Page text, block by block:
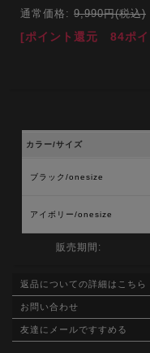
通常価格: 9,990円(税込)
[ポイント還元 84ポイ
カラー/サイズ
ブラック/onesize
アイボリー/onesize
販売期間:
返品についての詳細はこちら
お問い合わせ
友達にメールですすめる